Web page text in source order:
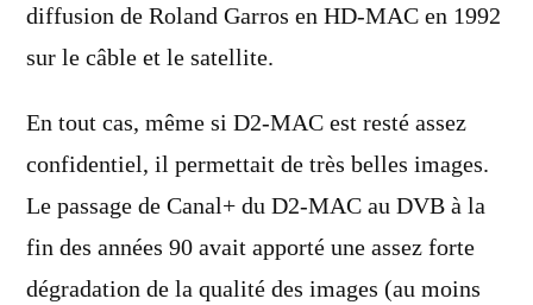
diffusion de Roland Garros en HD-MAC en 1992
sur le câble et le satellite.
En tout cas, même si D2-MAC est resté assez
confidentiel, il permettait de très belles images.
Le passage de Canal+ du D2-MAC au DVB à la
fin des années 90 avait apporté une assez forte
dégradation de la qualité des images (au moins